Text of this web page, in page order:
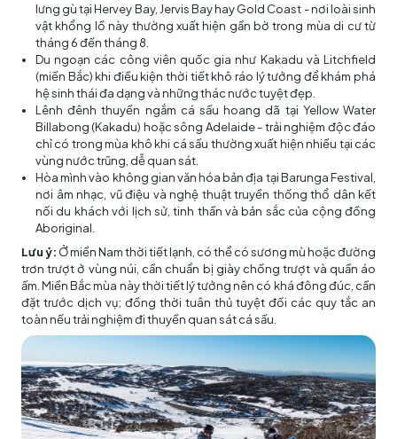
lưng gù tại Hervey Bay, Jervis Bay hay Gold Coast - nơi loài sinh
vật khổng lồ này thường xuất hiện gần bờ trong mùa di cư từ
tháng 6 đến tháng 8.
Du ngoạn các công viên quốc gia như Kakadu và Litchfield
(miền Bắc) khi điều kiện thời tiết khô ráo lý tưởng để khám phá
hệ sinh thái đa dạng và những thác nước tuyệt đẹp.
Lênh đênh thuyền ngắm cá sấu hoang dã tại Yellow Water
Billabong (Kakadu) hoặc sông Adelaide - trải nghiệm độc đáo
chỉ có trong mùa khô khi cá sấu thường xuất hiện nhiều tại các
vùng nước trũng, dễ quan sát.
Hòa mình vào không gian văn hóa bản địa tại Barunga Festival,
nơi âm nhạc, vũ điệu và nghệ thuật truyền thống thổ dân kết
nối du khách với lịch sử, tinh thần và bản sắc của cộng đồng
Aboriginal.
Lưu ý:Ở miền Nam thời tiết lạnh, có thể có sương mù hoặc đường
trơn trượt ở vùng núi, cần chuẩn bị giày chống trượt và quần áo
ấm. Miền Bắc mùa này thời tiết lý tưởng nên có khá đông đúc, cần
đặt trước dịch vụ; đồng thời tuân thủ tuyệt đối các quy tắc an
toàn nếu trải nghiệm đi thuyền quan sát cá sấu.